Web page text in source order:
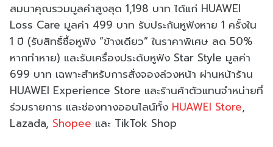
สมนาคุณรวมมูลค่าสูงสุด 1,198 บาท ได้แก่ HUAWEI
Loss Care มูลค่า 499 บาท รับประกันหูฟังหาย 1 ครั้งใน
1 ปี (รับสิทธิ์ซื้อหูฟัง “ข้างเดียว” ในราคาพิเศษ ลด 50%
หากทำหาย) และรับเครื่องประดับหูฟัง Star Style มูลค่า
699 บาท เฉพาะสำหรับการสั่งจองล่วงหน้า ผ่านหน้าร้าน
HUAWEI Experience Store และร้านค้าตัวแทนจำหน่ายที่
ร่วมรายการ และช่องทางออนไลน์ทั้ง HUAWEI Store,
Lazada, Shopee และ TikTok Shop